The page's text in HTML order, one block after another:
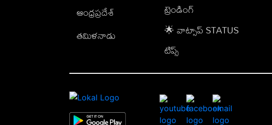
ఆంధ్రప్రదేశ్
తమిళనాడు
ట్రెండింగ్
🌟 వాట్సాప్ STATUS
టిప్స్